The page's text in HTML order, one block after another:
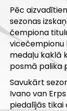
Pēc
sezonas
čempiona
vicečempionu
medaļu kaklā
posmā palika
Savukārt
Ivano van
piedalījās tikai